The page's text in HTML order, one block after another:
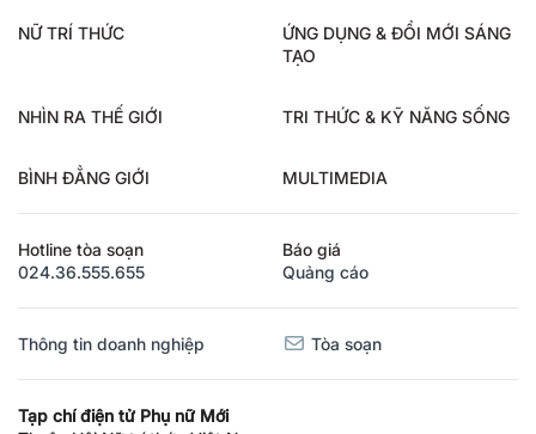
NỮ TRÍ THỨC
ỨNG DỤNG & ĐỔI MỚI SÁNG
TẠO
NHÌN RA THẾ GIỚI TRI THỨC & KỸ NĂNG SỐNG
BÌNH ĐẲNG GIỚI MULTIMEDIA
Hotline tòa soạn
024.36.555.655
Báo giá
Quảng cáo
Thông tin doanh nghiệp Tòa soạn
Tạp chí điện tử Phụ nữ Mới